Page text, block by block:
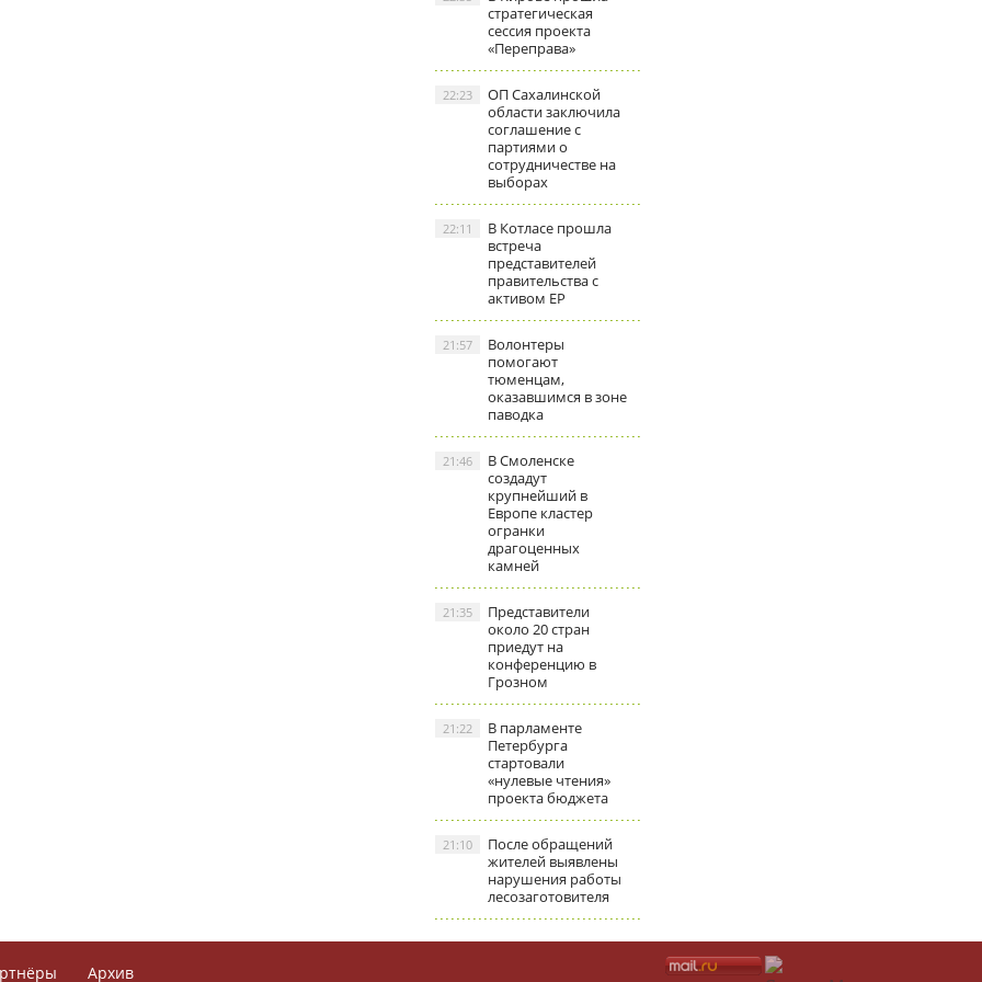
стратегическая
сессия проекта
«Переправа»
ОП Сахалинской
области заключила
соглашение с
партиями о
сотрудничестве на
выборах
22:23
В Котласе прошла
встреча
представителей
правительства с
активом ЕР
22:11
Волонтеры
помогают
тюменцам,
оказавшимся в зоне
паводка
21:57
В Смоленске
создадут
крупнейший в
Европе кластер
огранки
драгоценных
камней
21:46
Представители
около 20 стран
приедут на
конференцию в
Грозном
21:35
В парламенте
Петербурга
стартовали
«нулевые чтения»
проекта бюджета
21:22
После обращений
жителей выявлены
нарушения работы
лесозаготовителя
21:10
Архив